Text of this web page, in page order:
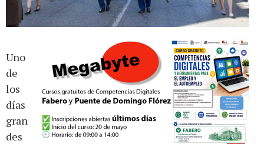
Uno
de
los
días
gran
des